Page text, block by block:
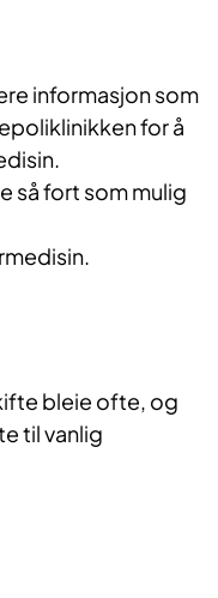
informasjon som
for å
så fort som mulig
bleie ofte, og
til vanlig